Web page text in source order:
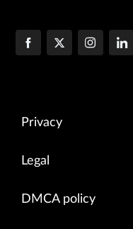
Privacy
Legal
DMCA policy